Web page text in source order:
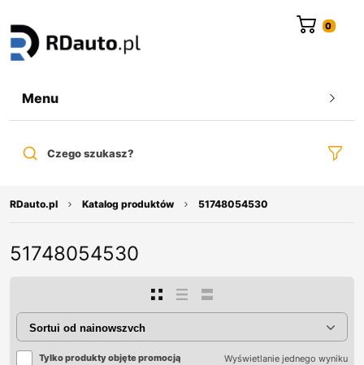
Menu
Czego szukasz?
RDauto.pl Katalog produktów 51748054530
51748054530
Tylko produkty objęte promocją Wyświetlanie jednego wyniku